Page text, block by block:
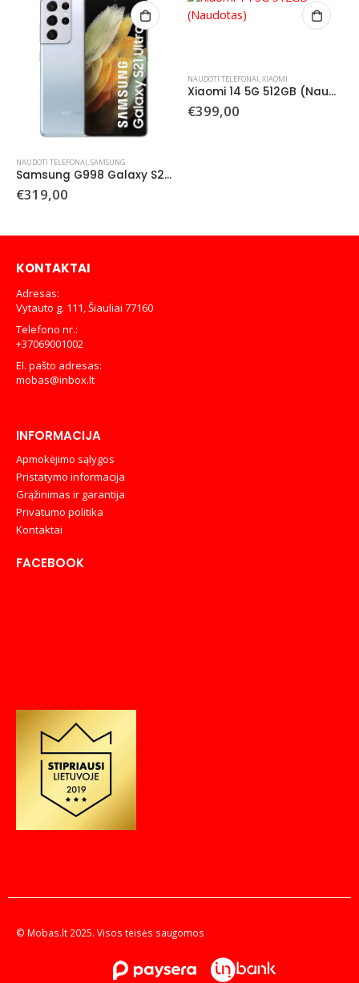
NAUDOTI TELEFONAI,SAMSUNG
Samsung G998 Galaxy S21 Ultra 5G 256 GB (naudotas)
€319,00
NAUDOTI TELEFONAI,XIAOMI
Xiaomi 14 5G 512GB (Naudotas)
€399,00
KONTAKTAI
Adresas:
Vytauto g. 111, Šiauliai 77160
Telefono nr.:
+37069001002
El. pašto adresas:
mobas@inbox.lt
INFORMACIJA
Apmokėjimo sąlygos
Pristatymo informacija
Grąžinimas ir garantija
Privatumo politika
Kontaktai
FACEBOOK
© Mobas.lt 2025. Visos teisės saugomos